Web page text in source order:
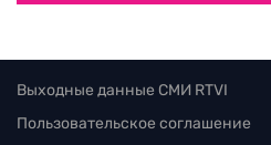
Выходные данные СМИ RTVI
Пользовательское соглашение